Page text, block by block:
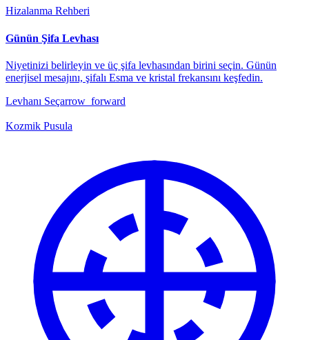
Hizalanma Rehberi
Günün Şifa Levhası
Niyetinizi belirleyin ve üç şifa levhasından birini seçin. Günün
enerjisel mesajını, şifalı Esma ve kristal frekansını keşfedin.
Levhanı Seçarrow_forward
Kozmik Pusula